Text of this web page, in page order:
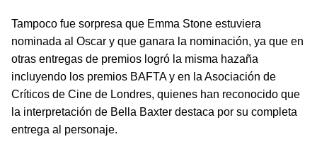
Tampoco fue sorpresa que Emma Stone estuviera
nominada al Oscar y que ganara la nominación, ya que en
otras entregas de premios logró la misma hazaña
incluyendo los premios BAFTA y en la Asociación de
Críticos de Cine de Londres, quienes han reconocido que
la interpretación de Bella Baxter destaca por su completa
entrega al personaje.